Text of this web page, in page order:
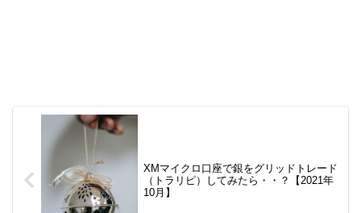
XMマイクロ口座で銀をグリッドトレード
（トラリピ）してみたら・・？【2021年
10月】